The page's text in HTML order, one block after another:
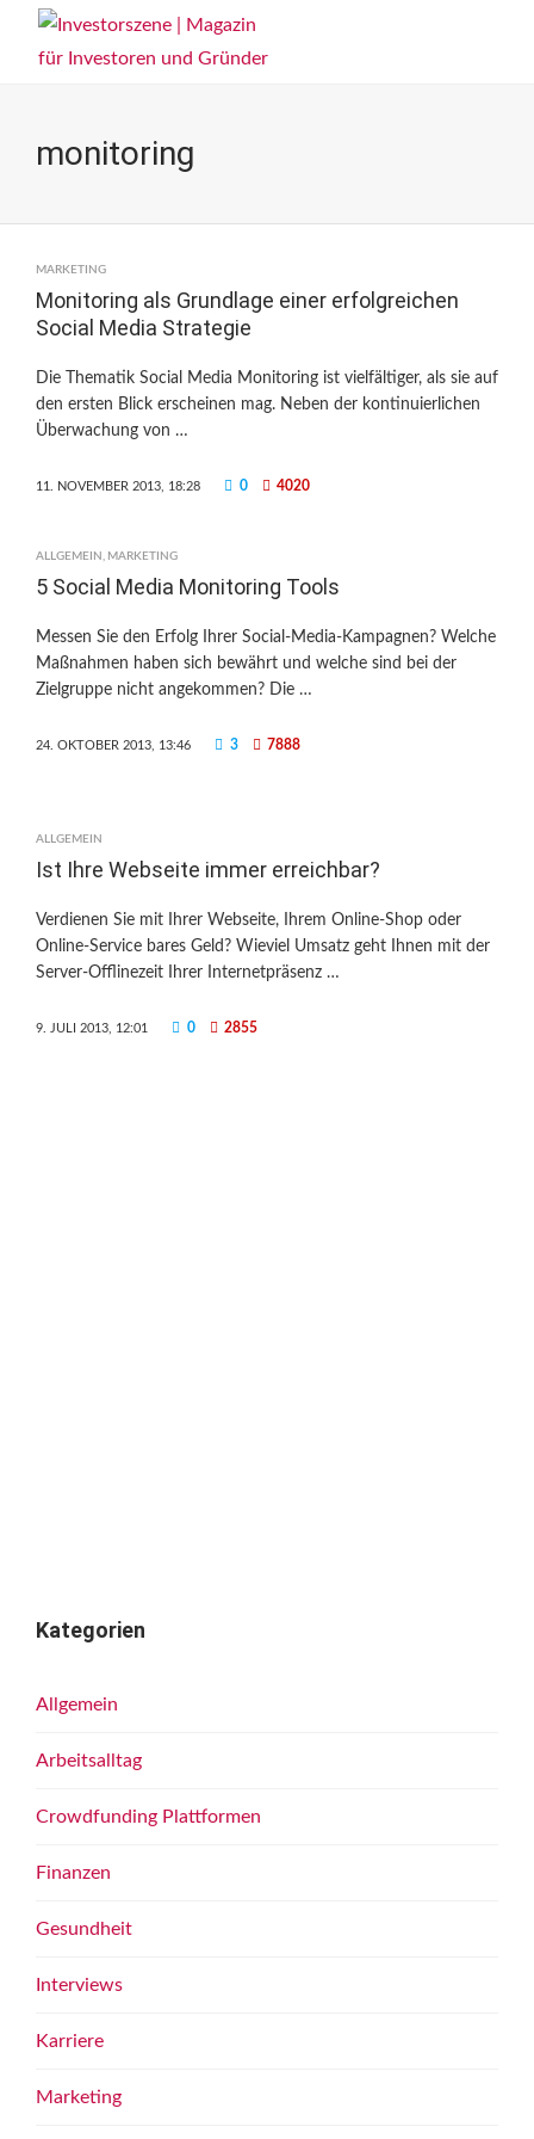
monitoring
MARKETING
Monitoring als Grundlage einer erfolgreichen
Social Media Strategie
Die Thematik Social Media Monitoring ist vielfältiger, als sie auf
den ersten Blick erscheinen mag. Neben der kontinuierlichen
Überwachung von …
11. NOVEMBER 2013, 18:28 0 4020
ALLGEMEIN , MARKETING
5 Social Media Monitoring Tools
Messen Sie den Erfolg Ihrer Social-Media-Kampagnen? Welche
Maßnahmen haben sich bewährt und welche sind bei der
Zielgruppe nicht angekommen? Die …
24. OKTOBER 2013, 13:46 3 7888
ALLGEMEIN
Ist Ihre Webseite immer erreichbar?
Verdienen Sie mit Ihrer Webseite, Ihrem Online-Shop oder
Online-Service bares Geld? Wieviel Umsatz geht Ihnen mit der
Server-Offlinezeit Ihrer Internetpräsenz …
9. JULI 2013, 12:01 0 2855
Kategorien
Allgemein
Arbeitsalltag
Crowdfunding Plattformen
Finanzen
Gesundheit
Interviews
Karriere
Marketing